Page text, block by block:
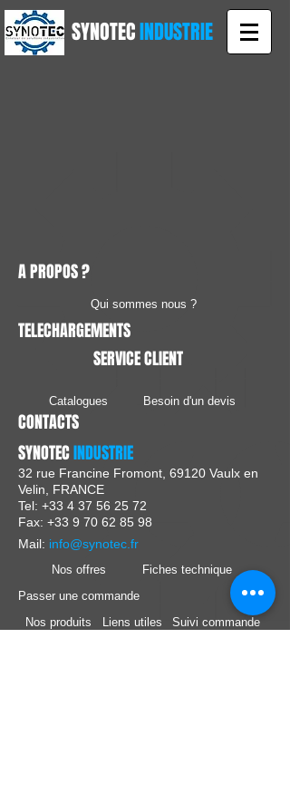
SYNOTECINDUSTRIE
A PROPOS ?
Qui sommes nous ?
TELECHARGEMENTS
SERVICE CLIENT
Catalogues Besoin d'un devis
CONTACTS
SYNOTECINDUSTRIE
32 rue Francine Fromont, 69120 Vaulx en
Velin, FRANCE
Tel: +33 4 37 56 25 72
Fax: +33 9 70 62 85 98
Mail: info@synotec.fr
Nos offres
Fiches technique
Passer une commande
Nos produits
Liens utiles Suivi commande